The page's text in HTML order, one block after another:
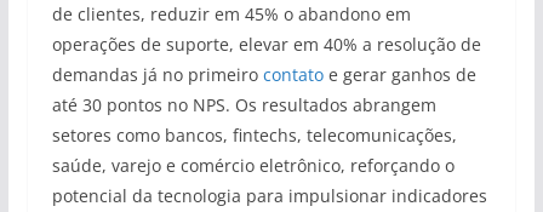
de clientes, reduzir em 45% o abandono em
operações de suporte, elevar em 40% a resolução de
demandas já no primeiro contatoe gerar ganhos de
até 30 pontos no NPS. Os resultados abrangem
setores como bancos, fintechs, telecomunicações,
saúde, varejo e comércio eletrônico, reforçando o
potencial da tecnologia para impulsionar indicadores